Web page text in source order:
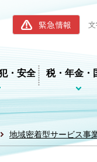
筑西市ホームページ
緊急情報
・安全 税・年金・
地域密着型サービス事